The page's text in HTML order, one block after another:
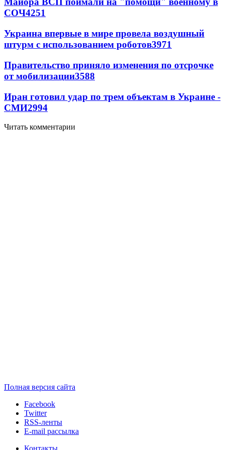
СОЧ4251
Украина впервые в мире провела воздушный
штурм с использованием роботов3971
Правительство приняло изменения по отсрочке
от мобилизации3588
Иран готовил удар по трем объектам в Украине -
СМИ2994
Читать комментарии
Полная версия сайта
Facebook
Twitter
RSS-ленты
E-mail рассылка